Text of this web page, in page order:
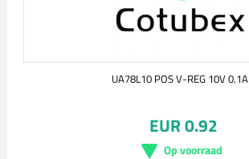
UA78L10 POS V-REG 10V 0.1A
EUR 0.92
Op voorraad